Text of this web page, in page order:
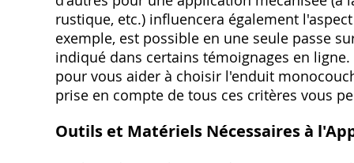
rustique, etc.) influencera également
exemple, est possible en une seule passe
indiqué dans certains témoignages en
pour vous aider à choisir l'enduit
prise en compte de tous ces critères vous
Outils et Matériels Nécessaires à